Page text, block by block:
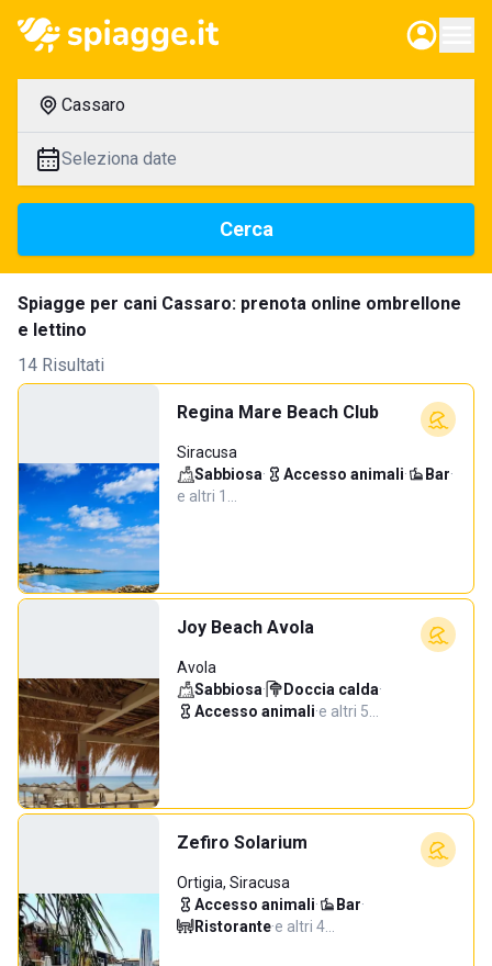
Cassaro
Seleziona date
Cerca
Spiagge per cani Cassaro: prenota online ombrellone
e lettino
14 Risultati
Regina Mare Beach Club
Siracusa
Sabbiosa· Accesso animali· Bar·
e altri 1…
Joy Beach Avola
Avola
Sabbiosa· Doccia calda·
Accesso animali·e altri 5…
Zefiro Solarium
Ortigia, Siracusa
Accesso animali· Bar·
Ristorante·e altri 4…